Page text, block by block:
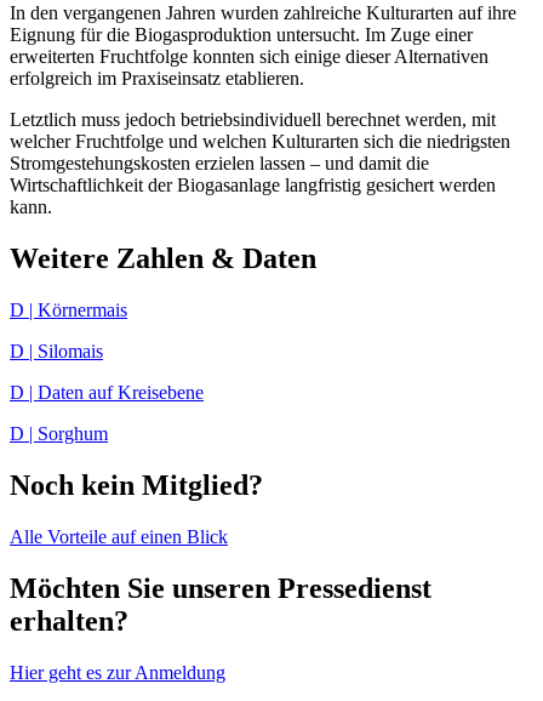
In den vergangenen Jahren wurden zahlreiche Kulturarten auf ihre
Eignung für die Biogasproduktion untersucht. Im Zuge einer
erweiterten Fruchtfolge konnten sich einige dieser Alternativen
erfolgreich im Praxiseinsatz etablieren.
Letztlich muss jedoch betriebsindividuell berechnet werden, mit
welcher Fruchtfolge und welchen Kulturarten sich die niedrigsten
Stromgestehungskosten erzielen lassen – und damit die
Wirtschaftlichkeit der Biogasanlage langfristig gesichert werden
kann.
Weitere Zahlen & Daten
D | Körnermais
D | Silomais
D | Daten auf Kreisebene
D | Sorghum
Noch kein Mitglied?
Alle Vorteile auf einen Blick
Möchten Sie unseren Pressedienst
erhalten?
Hier geht es zur Anmeldung